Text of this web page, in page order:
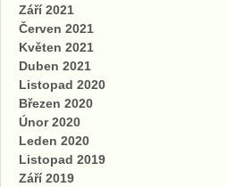
Září 2021
Červen 2021
Květen 2021
Duben 2021
Listopad 2020
Březen 2020
Únor 2020
Leden 2020
Listopad 2019
Září 2019